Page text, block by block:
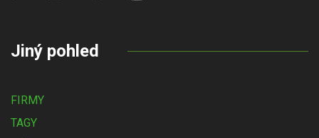
Jiný pohled
FIRMY
TAGY